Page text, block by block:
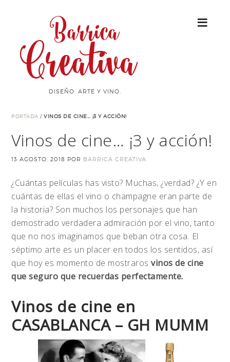
Barrica
Creativa
DISEÑO, ARTE Y VINO.
PORTADA /VINOS DE CINE… ¡3 Y ACCIÓN!
Vinos de cine… ¡3 y acción!
13 AGOSTO, 2018 POR BARRICA CREATIVA
¿Cuántas películas has visto? Muchas, ¿verdad? ¿Y en
cuántas de ellas el vino o champagne eran parte de
la historia? Son muchos los personajes que han
demostrado verdadera admiración por el vino, tanto
que no nos imaginamos que beban otra cosa. El
séptimo arte es un placer en todos los sentidos, así
que hoy es momento de mostraros vinos de cine
que seguro que recuerdas perfectamente.
Vinos de cine en
CASABLANCA – GH MUMM